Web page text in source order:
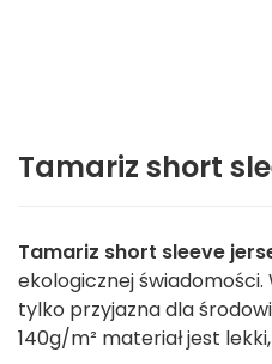
Tamariz short
Tamariz short sleeve
ekologicznej świadomości.
tylko przyjazna dla
140g/m² materiał jest